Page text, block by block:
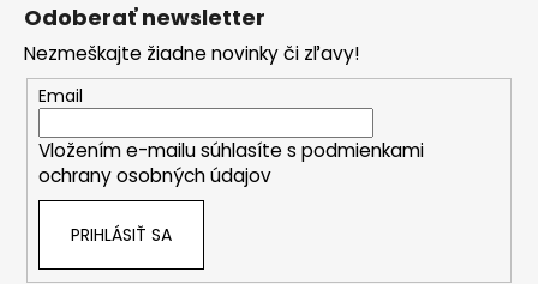
Odoberať newsletter
Nezmeškajte žiadne novinky či zľavy!
Email
Vložením e-mailu súhlasíte s podmienkami
ochrany osobných údajov
PRIHLÁSIŤ SA